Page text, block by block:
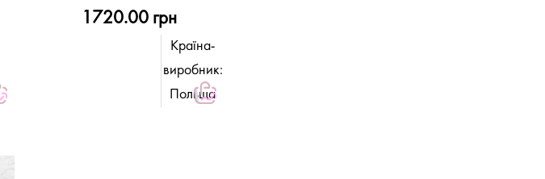
1720.00 грн
Країна-
виробник:
Польща